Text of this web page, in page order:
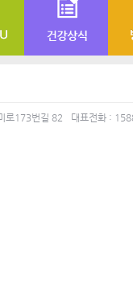
로173번길 82 대표전화 :